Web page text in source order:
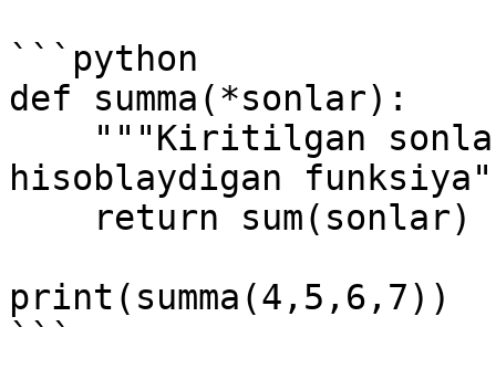
```python
def summa(*sonlar):
hisoblaydigan
print(summa(4,5,6,7))
```